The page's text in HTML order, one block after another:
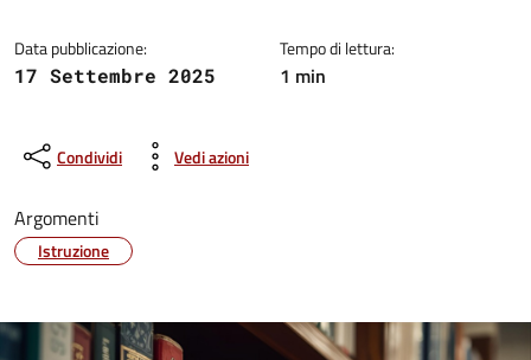
Data pubblicazione:
17 Settembre 2025
Tempo di lettura:
1 min
Condividi Vedi azioni
Argomenti
Istruzione